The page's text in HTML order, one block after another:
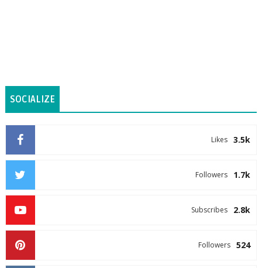
SOCIALIZE
3.5k
Likes
1.7k
Followers
2.8k
Subscribes
524
Followers